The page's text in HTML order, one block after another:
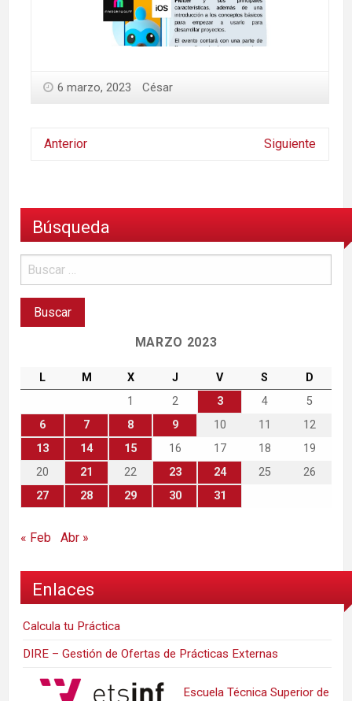
6 marzo, 2023 César
Anterior Siguiente
Búsqueda
MARZO 2023
L M X J V S
D
1
2 3 4
5
6
7 8 9 10 11
12
13
14 15 16 17 18
19
20
21 22 23 24 25
26
27
28 29 30 31
« Feb Abr »
Enlaces
Calcula tu Práctica
DIRE – Gestión de Ofertas de Prácticas Externas
Escuela Técnica Superior de